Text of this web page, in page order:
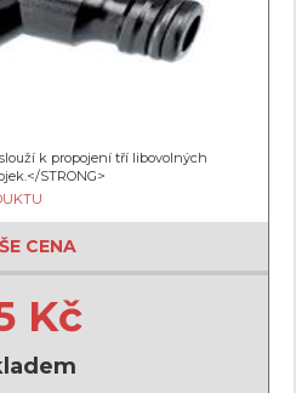
k propojení tří libovolných
STRONG>
CENA
Kč